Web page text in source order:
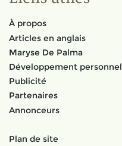
À propos
Articles en anglais
Maryse De Palma
Développement personnel
Publicité
Partenaires
Annonceurs
Plan de site